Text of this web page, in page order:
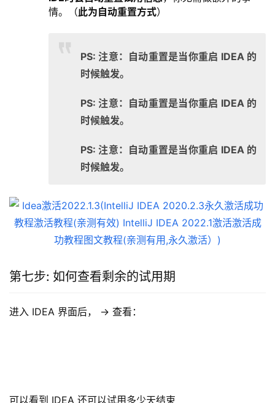
情。（此为自动重置方式）
PS: 注意：自动重置是当你重启 IDEA 的
时候触发。
PS: 注意：自动重置是当你重启 IDEA 的
时候触发。
PS: 注意：自动重置是当你重启 IDEA 的
时候触发。
第七步: 如何查看剩余的试用期
进入 IDEA 界面后， -> 查看：
可以看到 IDEA 还可以试用多少天结束